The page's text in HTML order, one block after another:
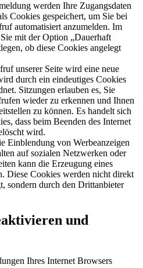
werden Ihre Zugangsdaten
Cookies gespeichert, um Sie bei
automatisiert anzumelden. Im
mit der Option „Dauerhaft
ob diese Cookies angelegt
unserer Seite wird eine neue
durch ein eindeutiges Cookies
Sitzungen erlauben es, Sie
wieder zu erkennen und Ihnen
zu können. Es handelt sich
dass beim Beenden des Internet
wird.
Einblendung von Werbeanzeigen
auf sozialen Netzwerken oder
kann die Erzeugung eines
Diese Cookies werden nicht direkt
sondern durch den Drittanbieter
und
Ihres Internet Browsers